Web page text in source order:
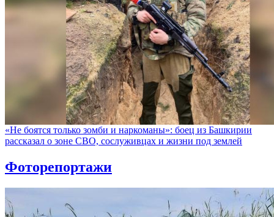
«Не боятся только зомби и наркоманы»: боец из Башкирии
рассказал о зоне СВО, сослуживцах и жизни под землей
Фоторепортажи